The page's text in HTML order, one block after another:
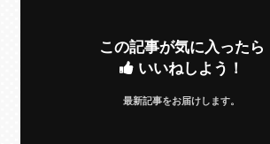
この記事が気に入ったら
いいねしよう！
最新記事をお届けします。